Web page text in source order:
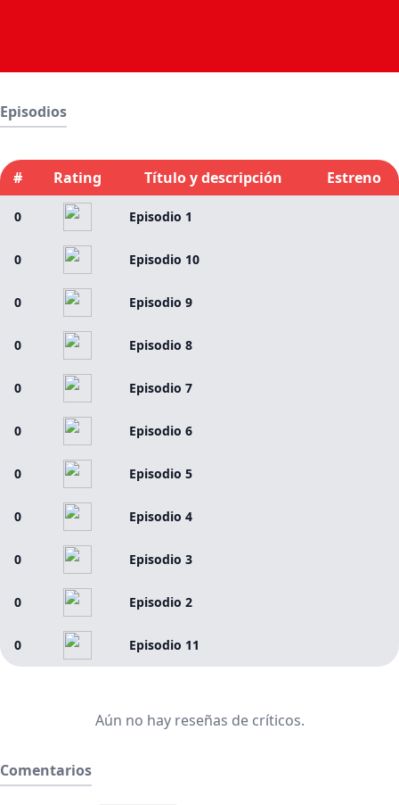
Episodios
# Rating Título y descripción Estreno
0 Episodio 1
0 Episodio 10
0 Episodio 9
0 Episodio 8
0 Episodio 7
0 Episodio 6
0 Episodio 5
0 Episodio 4
0 Episodio 3
0 Episodio 2
0 Episodio 11
Aún no hay reseñas de críticos.
Comentarios